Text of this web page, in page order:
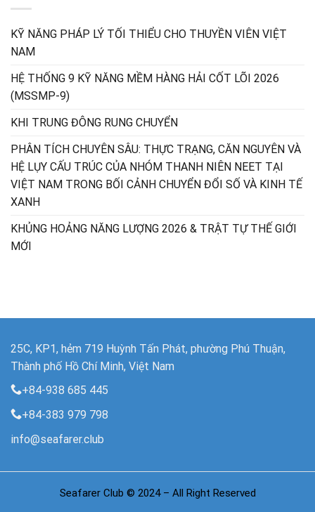
KỸ NĂNG PHÁP LÝ TỐI THIỂU CHO THUYỀN VIÊN VIỆT
NAM
HỆ THỐNG 9 KỸ NĂNG MỀM HÀNG HẢI CỐT LÕI 2026
(MSSMP-9)
KHI TRUNG ĐÔNG RUNG CHUYỂN
PHÂN TÍCH CHUYÊN SÂU: THỰC TRẠNG, CĂN NGUYÊN VÀ
HỆ LỤY CẤU TRÚC CỦA NHÓM THANH NIÊN NEET TẠI
VIỆT NAM TRONG BỐI CẢNH CHUYỂN ĐỔI SỐ VÀ KINH TẾ
XANH
KHỦNG HOẢNG NĂNG LƯỢNG 2026 & TRẬT TỰ THẾ GIỚI
MỚI
25C, KP1, hẻm 719 Huỳnh Tấn Phát, phường Phú Thuận,
Thành phố Hồ Chí Minh, Việt Nam
+84-938 685 445
+84-383 979 798
info@seafarer.club
Seafarer Club © 2024 – All Right Reserved